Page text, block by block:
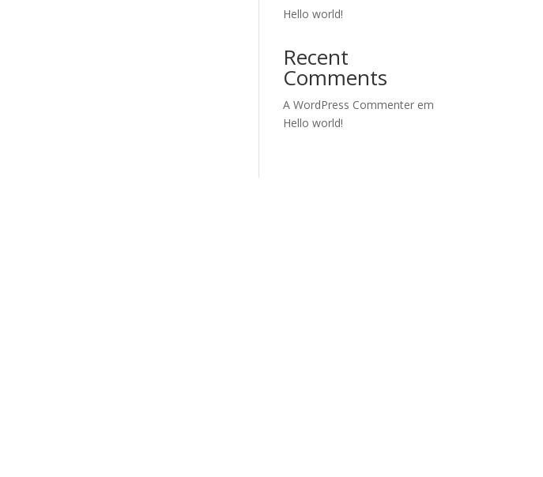
Hello world!
Recent
Comments
A WordPress Commenter em
Hello world!